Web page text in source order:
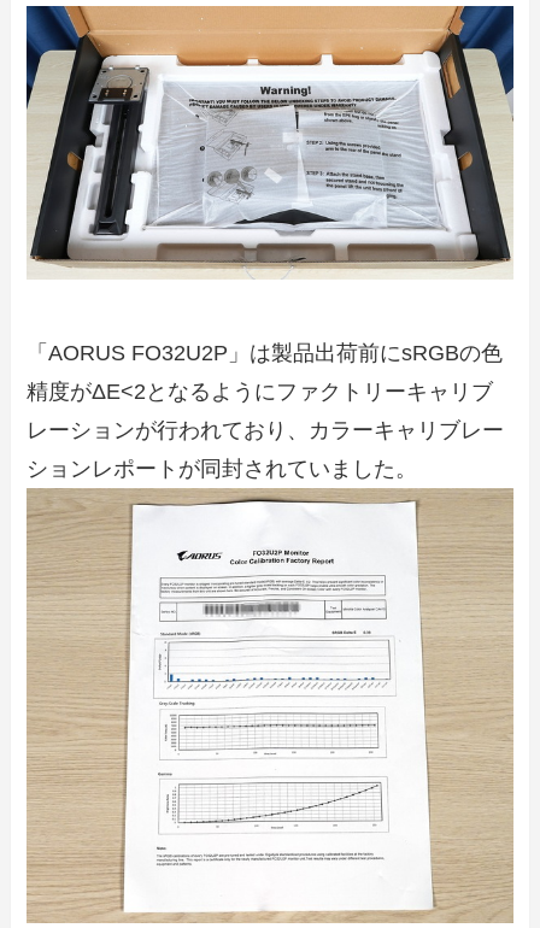
「AORUS FO32U2P」は製品出荷前にsRGBの色
精度がΔE<2となるようにファクトリーキャリブ
レーションが行われており、カラーキャリブレー
ションレポートが同封されていました。